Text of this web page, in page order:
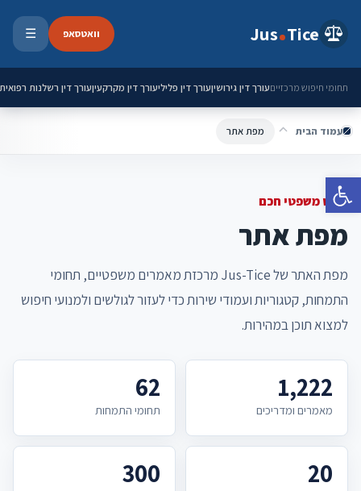
פתח סרגל נגישות
Jus Tice וואטסאפ ☰
תחומי חיפוש מרכזייםעורך דין גירושיןעורך דין פליליעורך דין מקרקעיןעורך דין רשלנות רפואית
עמוד הבית מפת אתר
ניווט משפטי חכם
מפת אתר
מפת האתר של Jus-Tice מרכזת מאמרים משפטיים, תחומי
התמחות, קטגוריות ועמודי שירות כדי לעזור לגולשים ולמנועי חיפוש
למצוא תוכן במהירות.
1,222
מאמרים ומדריכים
62
תחומי התמחות
20
300